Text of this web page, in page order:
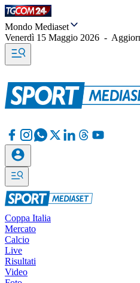
Mondo Mediaset
Venerdì 15 Maggio 2026 -
Coppa Italia
Mercato
Calcio
Live
Risultati
Video